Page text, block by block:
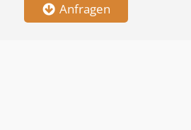
Anfragen